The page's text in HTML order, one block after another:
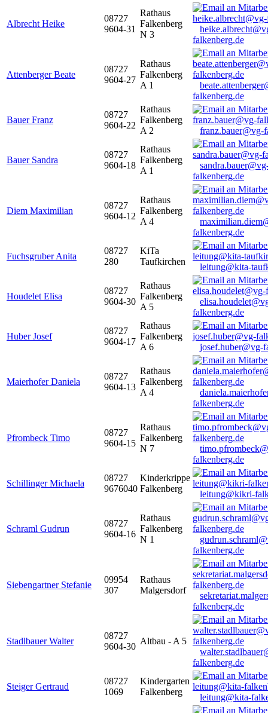
Albrecht Heike
08727
9604-31
Rathaus
Falkenberg
N 3
falkenberg.de
Attenberger Beate
08727
9604-27
Rathaus
Falkenberg
A 1
falkenberg.de
Bauer Franz
08727
9604-22
Rathaus
Falkenberg
A 2
franz.bauer@vg-
Bauer Sandra
08727
9604-18
Rathaus
Falkenberg
A 1
falkenberg.de
Diem Maximilian
08727
9604-12
Rathaus
Falkenberg
A 4
falkenberg.de
Fuchsgruber Anita
08727
280
KiTa
Taufkirchen
leitung@kita-
Houdelet Elisa
08727
9604-30
Rathaus
Falkenberg
A 5
falkenberg.de
Huber Josef
08727
9604-17
Rathaus
Falkenberg
A 6
josef.huber@vg-
Maierhofer Daniela
08727
9604-13
Rathaus
Falkenberg
A 4
falkenberg.de
Pfrombeck Timo
08727
9604-15
Rathaus
Falkenberg
N 7
falkenberg.de
Schillinger Michaela
08727
9676040
Kinderkrippe
Falkenberg
leitung@kikri-
Schraml Gudrun
08727
9604-16
Rathaus
Falkenberg
N 1
falkenberg.de
Siebengartner Stefanie
09954
307
Rathaus
Malgersdorf
falkenberg.de
Stadlbauer Walter
08727
9604-30
Altbau - A 5
falkenberg.de
Steiger Gertraud
08727
1069
Kindergarten
Falkenberg
leitung@kita-